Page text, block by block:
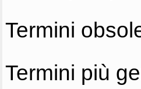
Termini
Termini più